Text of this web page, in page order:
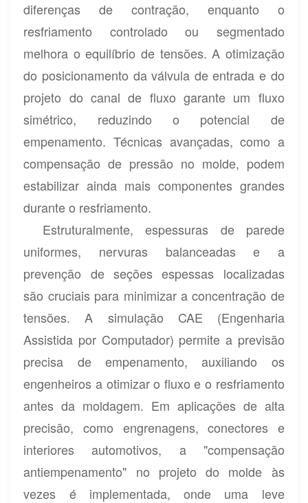
diferenças de contração, enquanto o
resfriamento controlado ou segmentado
melhora o equilíbrio de tensões. A otimização
do posicionamento da válvula de entrada e do
projeto do canal de fluxo garante um fluxo
simétrico, reduzindo o potencial de
empenamento. Técnicas avançadas, como a
compensação de pressão no molde, podem
estabilizar ainda mais componentes grandes
durante o resfriamento.
Estruturalmente, espessuras de parede
uniformes, nervuras balanceadas e a
prevenção de seções espessas localizadas
são cruciais para minimizar a concentração de
tensões. A simulação CAE (Engenharia
Assistida por Computador) permite a previsão
precisa de empenamento, auxiliando os
engenheiros a otimizar o fluxo e o resfriamento
antes da moldagem. Em aplicações de alta
precisão, como engrenagens, conectores e
interiores automotivos, a "compensação
antiempenamento" no projeto do molde às
vezes é implementada, onde uma leve